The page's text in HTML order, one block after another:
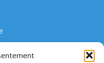
privé